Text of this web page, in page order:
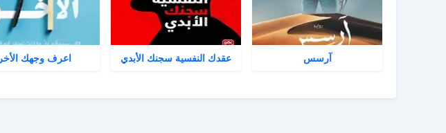
آرسس عقدك النفسية سجنك الأبدي اعرف وجهك الأخر